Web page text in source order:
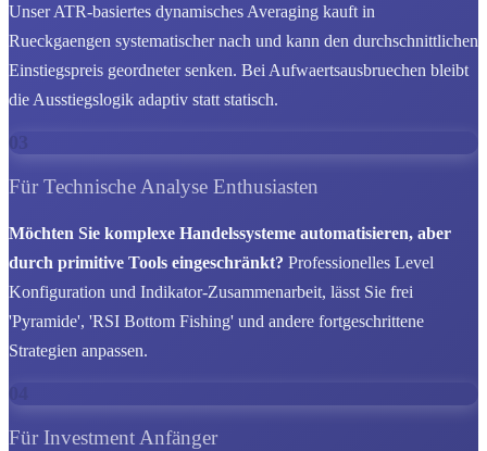
Unser ATR-basiertes dynamisches Averaging kauft in
Rueckgaengen systematischer nach und kann den durchschnittlichen
Einstiegspreis geordneter senken. Bei Aufwaertsausbruechen bleibt
die Ausstiegslogik adaptiv statt statisch.
03
Für Technische Analyse Enthusiasten
Möchten Sie komplexe Handelssysteme automatisieren, aber
durch primitive Tools eingeschränkt? Professionelles Level
Konfiguration und Indikator-Zusammenarbeit, lässt Sie frei
'Pyramide', 'RSI Bottom Fishing' und andere fortgeschrittene
Strategien anpassen.
Für Investment Anfänger